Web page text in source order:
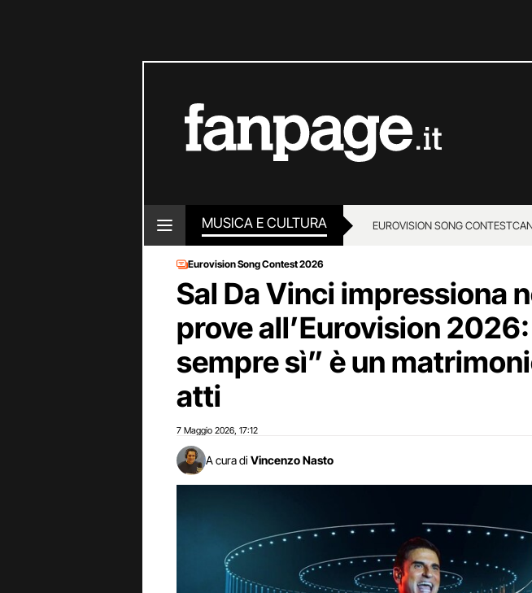
MUSICA E CULTURA EUROVISION SONG CONTEST
Eurovision Song Contest 2026
Sal Da Vinci impressiona
prove all’Eurovision
sempre sì” è un
atti
7 Maggio 2026 17:12
A cura di Vincenzo Nasto